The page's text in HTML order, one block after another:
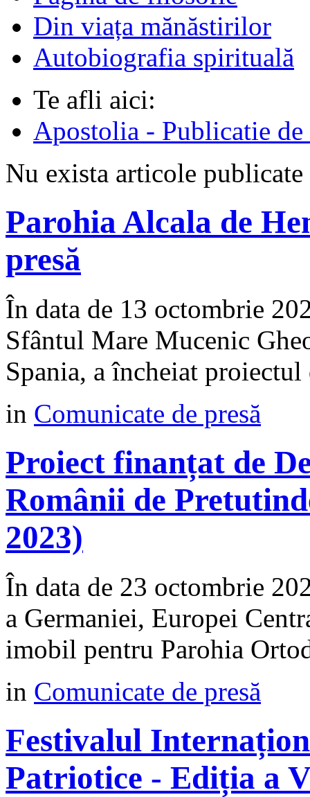
Din viața mănăstirilor
Autobiografia spirituală
Te afli aici:
Apostolia - Publicatie
Nu exista articole
Parohia Alcala de
presă
În data de 13 octombrie
Sfântul Mare Mucenic
Spania, a încheiat
in Comunicate de presă
Proiect finanțat de
Românii de
2023)
În data de 23 octombrie
a Germaniei, Europei
imobil pentru Parohia
in Comunicate de presă
Festivalul
Patriotice - Ediția a